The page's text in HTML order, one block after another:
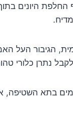
היונים
הגיבור העל
נתרן כלורי
בתא